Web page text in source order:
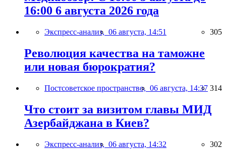
16:00 6 августа 2026 года
Экспресс-анализ, 06 августа, 14:51 305
Революция качества на таможне
или новая бюрократия?
Постсоветское пространство, 06 августа, 14:37 314
Что стоит за визитом главы МИД
Азербайджана в Киев?
Экспресс-анализ, 06 августа, 14:32 302